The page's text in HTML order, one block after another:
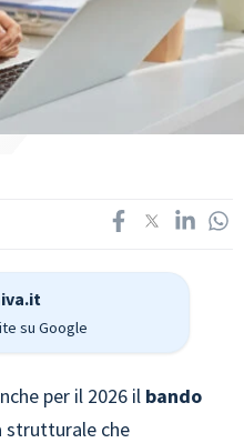
su Google
per il 2026 il bando
strutturale che